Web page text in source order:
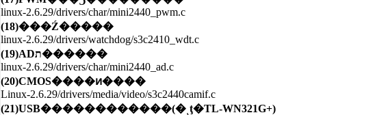
linux-2.6.29/drivers/char/mini2440_pwm.c
(18)���Ź�����
linux-2.6.29/drivers/watchdog/s3c2410_wdt.c
(19)AD
ת������
linux-2.6.29/drivers/char/mini2440_ad.c
(20)CMOS����ͷ����
Linux-2.6.29/drivers/media/video/s3c2440camif.c
(21)USB������������(�ͺţ�TL-WN321G+)